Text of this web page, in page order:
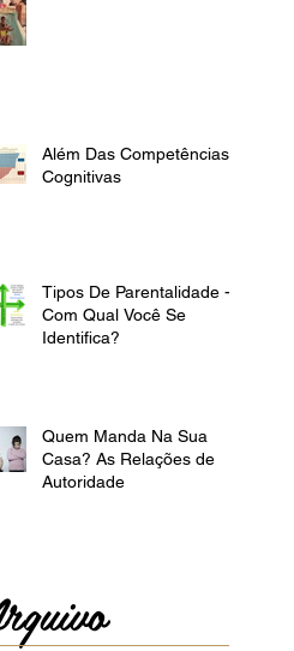
Além Das Competências
Cognitivas
Tipos De Parentalidade -
Com Qual Você Se
Identifica?
Quem Manda Na Sua
Casa? As Relações de
Autoridade